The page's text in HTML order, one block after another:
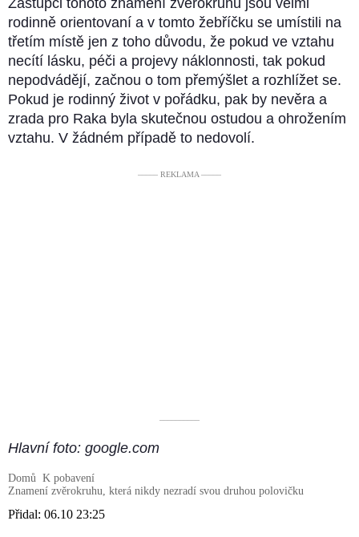
rodinně orientovaní a v tomto žebříčku se umístili na
třetím místě jen z toho důvodu, že pokud ve vztahu
necítí lásku, péči a projevy náklonnosti, tak pokud
nepodvádějí, začnou o tom přemýšlet a rozhlížet se.
Pokud je rodinný život v pořádku, pak by nevěra a
zrada pro Raka byla skutečnou ostudou a ohrožením
vztahu. V žádném případě to nedovolí.
––––– REKLAMA –––––
––––––––––
Hlavní foto: google.com
Domů K pobavení
Znamení zvěrokruhu, která nikdy nezradí svou druhou polovičku
Přidal: 06.10 23:25